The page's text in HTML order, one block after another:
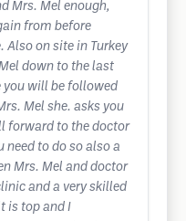
Mrs. Mel enough,
from before
Also on site in Turkey
down to the last
you will be followed
Mel she. asks you
forward to the doctor
need to do so also a
Mrs. Mel and doctor
and a very skilled
is top and I